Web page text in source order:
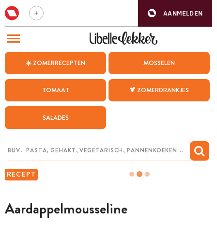
AANMELDEN
☀️ ZOMERRECEPTEN MOSSELEN
TOMAAT 🍹 ZOMERDRANKJES
SALADES
RECEPT
Aardappel­mousseline
BEZOEK ONZE ANDERE WEBSITES
WEEKMENU
CHAT MET MAIA
MIJN BEWAARDE RECEPTEN